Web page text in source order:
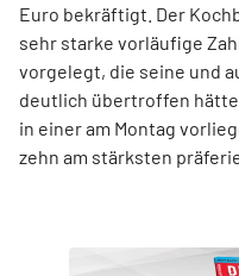
Euro bekräftigt. Der
sehr starke vorläufige
vorgelegt, die seine und
deutlich übertroffen
in einer am Montag
zehn am stärksten